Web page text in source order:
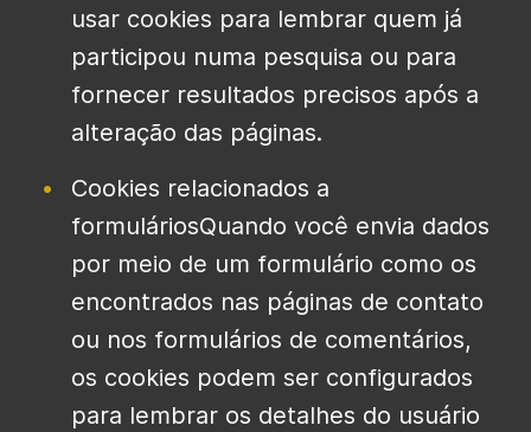
usar cookies para lembrar quem já
participou numa pesquisa ou para
fornecer resultados precisos após a
alteração das páginas.
Cookies relacionados a
formuláriosQuando você envia dados
por meio de um formulário como os
encontrados nas páginas de contato
ou nos formulários de comentários,
os cookies podem ser configurados
para lembrar os detalhes do usuário